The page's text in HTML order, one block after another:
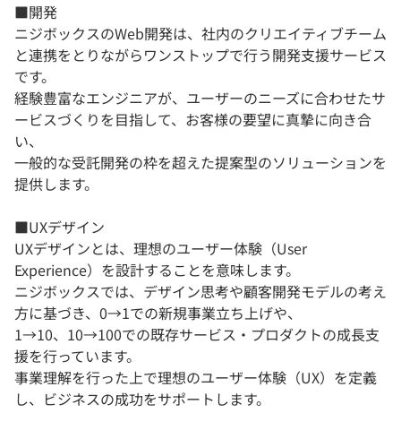
■開発
ニジボックスのWeb開発は、社内のクリエイティブチーム
と連携をとりながらワンストップで行う開発支援サービス
です。
経験豊富なエンジニアが、ユーザーのニーズに合わせたサ
ービスづくりを目指して、お客様の要望に真摯に向き合
い、
一般的な受託開発の枠を超えた提案型のソリューションを
提供します。
■UXデザイン
UXデザインとは、理想のユーザー体験（User
Experience）を設計することを意味します。
ニジボックスでは、デザイン思考や顧客開発モデルの考え
方に基づき、0→1での新規事業立ち上げや、
1→10、10→100での既存サービス・プロダクトの成長支
援を行っています。
事業理解を行った上で理想のユーザー体験（UX）を定義
し、ビジネスの成功をサポートします。